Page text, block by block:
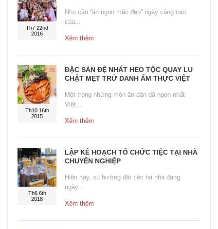
Th7 22nd
2016
Nhu cầu “ăn ngon mặc đẹp” ngày càng cao
của...
Xêm thêm
Th10 16th
2015
ĐẶC SẢN ĐỆ NHẤT HEO TỘC QUAY LU
CHẶT MẸT TRỨ DANH ẨM THỰC VIỆT
Một trong những món ăn dân dã ngon nhất
Việt...
Xêm thêm
Th6 6th
2018
LẬP KẾ HOẠCH TỔ CHỨC TIỆC TẠI NHÀ
CHUYÊN NGHIỆP
Hiện nay, xu hướng đặt tiệc tại nhà đang
ngày...
Xêm thêm